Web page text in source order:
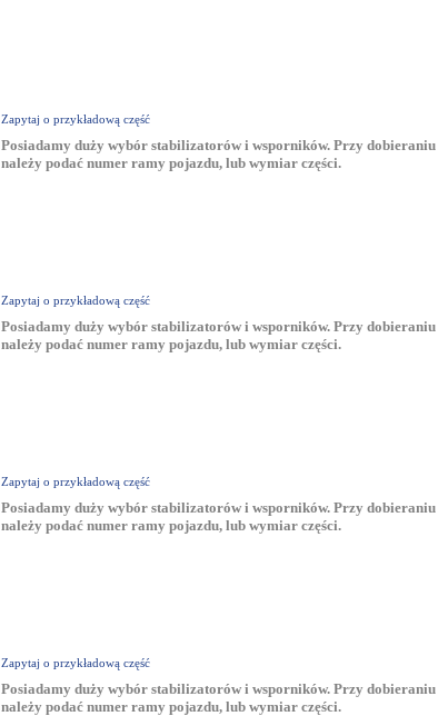
Zapytaj o przykładową część
Posiadamy duży wybór stabilizatorów i wsporników. Przy dobieraniu
należy podać numer ramy pojazdu, lub wymiar części.
Zapytaj o przykładową część
Posiadamy duży wybór stabilizatorów i wsporników. Przy dobieraniu
należy podać numer ramy pojazdu, lub wymiar części.
Zapytaj o przykładową część
Posiadamy duży wybór stabilizatorów i wsporników. Przy dobieraniu
należy podać numer ramy pojazdu, lub wymiar części.
Zapytaj o przykładową część
Posiadamy duży wybór stabilizatorów i wsporników. Przy dobieraniu
należy podać numer ramy pojazdu, lub wymiar części.